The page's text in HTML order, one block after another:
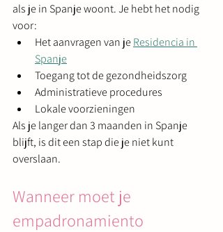
als je in Spanje woont. Je hebt het nodig
voor:
Het aanvragen van je Residencia in
Spanje
Toegang tot de gezondheidszorg
Administratieve procedures
Lokale voorzieningen
Als je langer dan 3 maanden in Spanje
blijft, is dit een stap die je niet kunt
overslaan.
Wanneer moet je
empadronamiento